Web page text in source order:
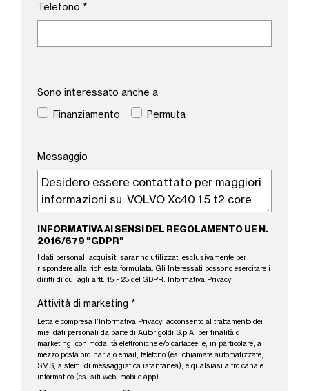
Telefono *
Sono interessato anche a
Finanziamento
Permuta
Messaggio
INFORMATIVA AI SENSI DEL REGOLAMENTO UE N.
2016/679 "GDPR"
I dati personali acquisiti saranno utilizzati esclusivamente per
rispondere alla richiesta formulata. Gli Interessati possono esercitare i
diritti di cui agli artt. 15 - 23 del GDPR.
Informativa Privacy.
Attività di marketing *
Letta e compresa l’ Informativa Privacy, acconsento al trattamento dei
miei dati personali da parte di Autorigoldi S.p.A. per finalità di
marketing, con modalità elettroniche e/o cartacee, e, in particolare, a
mezzo posta ordinaria o email, telefono (es. chiamate automatizzate,
SMS, sistemi di messaggistica istantanea), e qualsiasi altro canale
informatico (es. siti web, mobile app).